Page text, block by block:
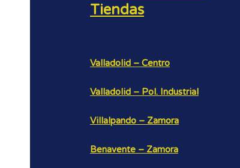
Tiendas
Valladolid – Centro
Valladolid – Pol. Industrial
Villalpando – Zamora
Benavente – Zamora